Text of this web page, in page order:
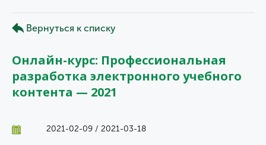
Вернуться к списку
Онлайн-курс: Профессиональная
разработка электронного учебного
контента — 2021
2021-02-09 / 2021-03-18